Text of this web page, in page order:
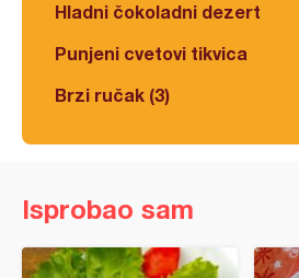
Hladni čokoladni dezert
Punjeni cvetovi tikvica
Brzi ručak (3)
Isprobao sam